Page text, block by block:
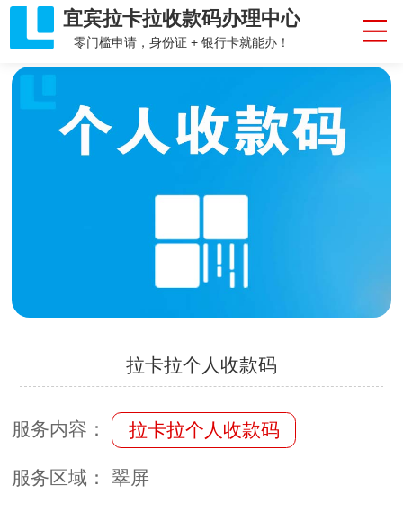
宜宾拉卡拉收款码办理中心
零门槛申请，身份证 + 银行卡就能办！
拉卡拉个人收款码
服务内容： 拉卡拉个人收款码
服务区域： 翠屏